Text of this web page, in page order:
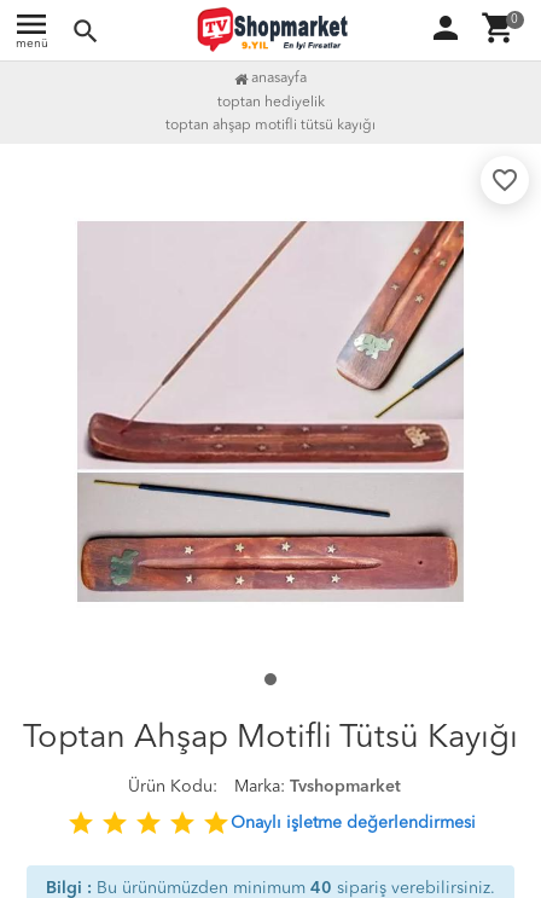
menu
menü search person shopping_cart0
anasayfa
toptan hediyelik
toptan ahşap motifli tütsü kayığı
favorite_border
Toptan Ahşap Motifli Tütsü Kayığı
Ürün Kodu: Marka: Tvshopmarket
star star star star starOnaylı işletme değerlendirmesi
Bilgi : Bu ürünümüzden minimum 40 sipariş verebilirsiniz.